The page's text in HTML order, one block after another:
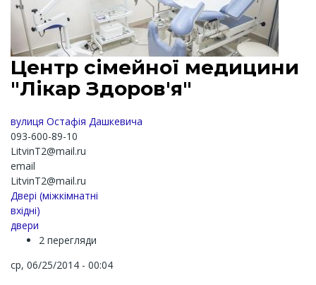
Центр сімейної медицини
"Лікар Здоров'я"
вулиця Остафія Дашкeвича
093-600-89-10
LitvinT2@mail.ru
email
LitvinT2@mail.ru
Двері (міжкімнатні
вхідні)
двери
2 перегляди
ср, 06/25/2014 - 00:04